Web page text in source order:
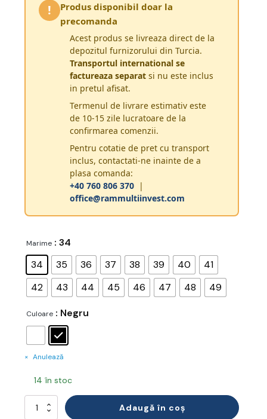
!
Produs disponibil doar la
precomanda
Acest produs se livreaza direct de la
depozitul furnizorului din Turcia.
Transportul international se
factureaza separat si nu este inclus
in pretul afisat.
Termenul de livrare estimativ este
de 10-15 zile lucratoare de la
confirmarea comenzii.
Pentru cotatie de pret cu transport
inclus, contactati-ne inainte de a
plasa comanda:
+40 760 806 370 |
office@rammultiinvest.com
Marime : 34
34
35 36 37 38 39 40
41
42
43 44 45 46 47 48 49
Culoare : Negru
Anulează
14 în stoc
Cantitate
Steel
Adaugă în coș